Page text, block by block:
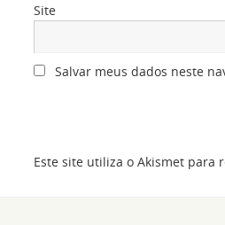
Site
Salvar meus dados neste
Este site utiliza o Akismet para